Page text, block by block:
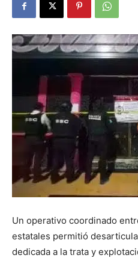
Un operativo coordinado
estatales permitió
dedicada a la trata y